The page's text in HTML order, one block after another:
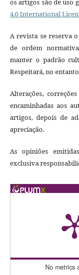
os artigos são de uso
4.0 International
A revista se reserva
de ordem
manter o padrão
Respeitará, no
Alterações,
encaminhadas aos
artigos, depois de
apreciação.
As opiniões
exclusiva
No metrics